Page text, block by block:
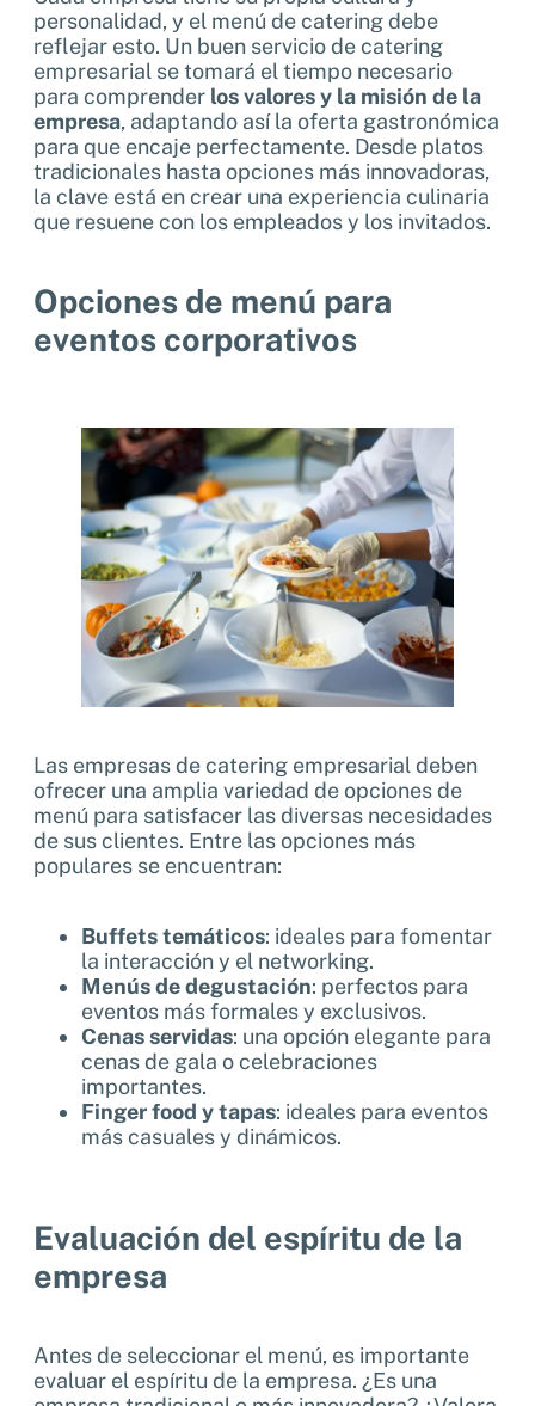
personalidad, y el menú de catering debe
reflejar esto. Un buen servicio de catering
empresarial se tomará el tiempo necesario
para comprender los valores y la misión de la
empresa, adaptando así la oferta gastronómica
para que encaje perfectamente. Desde platos
tradicionales hasta opciones más innovadoras,
la clave está en crear una experiencia culinaria
que resuene con los empleados y los invitados.
Opciones de menú para
eventos corporativos
Las empresas de catering empresarial deben
ofrecer una amplia variedad de opciones de
menú para satisfacer las diversas necesidades
de sus clientes. Entre las opciones más
populares se encuentran:
Buffets temáticos: ideales para fomentar
la interacción y el networking.
Menús de degustación: perfectos para
eventos más formales y exclusivos.
Cenas servidas: una opción elegante para
cenas de gala o celebraciones
importantes.
Finger food y tapas: ideales para eventos
más casuales y dinámicos.
Evaluación del espíritu de la
empresa
Antes de seleccionar el menú, es importante
evaluar el espíritu de la empresa. ¿Es una